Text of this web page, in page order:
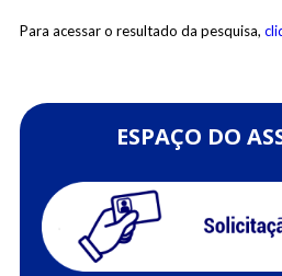
Para acessar o resultado da pesquisa,
ESPAÇO DO